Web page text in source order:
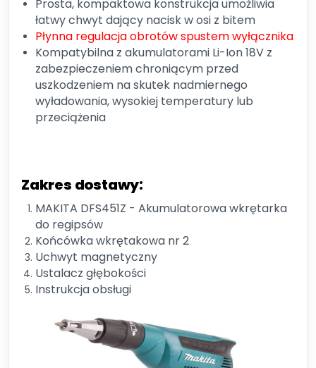
Prosta, kompaktowa konstrukcja umożliwia
łatwy chwyt dający nacisk w osi z bitem
Płynna regulacja obrotów spustem wyłącznika
Kompatybilna z akumulatorami Li-Ion 18V z
zabezpieczeniem chroniącym przed
uszkodzeniem na skutek nadmiernego
wyładowania, wysokiej temperatury lub
przeciążenia
Zakres dostawy:
MAKITA DFS451Z - Akumulatorowa wkrętarka
do regipsów
Końcówka wkrętakowa nr 2
Uchwyt magnetyczny
Ustalacz głębokości
Instrukcja obsługi